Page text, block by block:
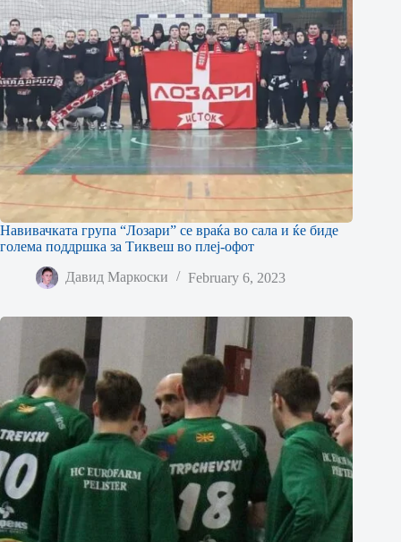
Навивачката група “Лозари” се враќа во сала и ќе биде
голема поддршка за Тиквеш во плеј-офот
Давид Маркоски February 6, 2023